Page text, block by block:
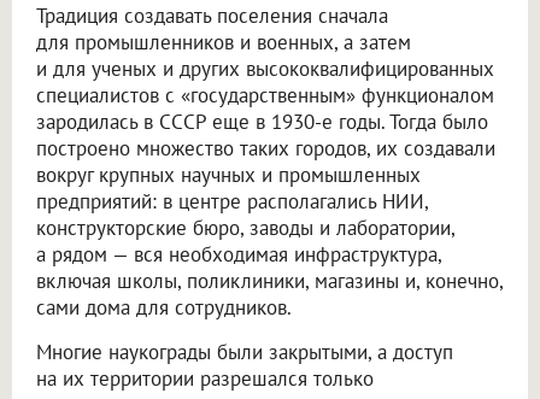
Традиция создавать поселения сначала
для промышленников и военных, а затем
и для ученых и других высококвалифицированных
специалистов с «государственным» функционалом
зародилась в СССР еще в 1930-е годы. Тогда было
построено множество таких городов, их создавали
вокруг крупных научных и промышленных
предприятий: в центре располагались НИИ,
конструкторские бюро, заводы и лаборатории,
а рядом — вся необходимая инфраструктура,
включая школы, поликлиники, магазины и, конечно,
сами дома для сотрудников.
Многие наукограды были закрытыми, а доступ
на их территории разрешался только